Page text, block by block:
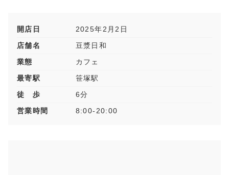
開店日
2025年2月2日
店舗名
豆漿日和
業態
カフェ
最寄駅
笹塚駅
徒 歩
6分
営業時間
8:00-20:00